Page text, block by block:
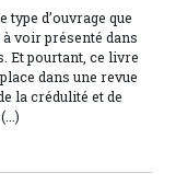
type d’ouvrage que
à voir présenté dans
Et pourtant, ce livre
dans une revue
la crédulité et de